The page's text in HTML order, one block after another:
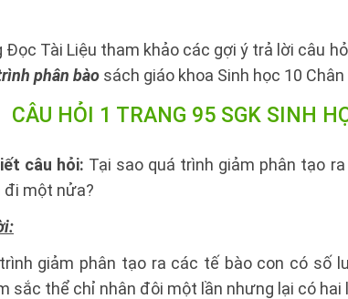
Đọc Tài Liệu tham khảo các gợi ý trả lời câu
phân bào sách giáo khoa Sinh học 10
CÂU HỎI 1 TRANG 95 SGK SINH
câu hỏi: Tại sao quá trình giảm phân tạo
đi một nửa?
giảm phân tạo ra các tế bào con có số
sắc thể chỉ nhân đôi một lần nhưng lại có hai